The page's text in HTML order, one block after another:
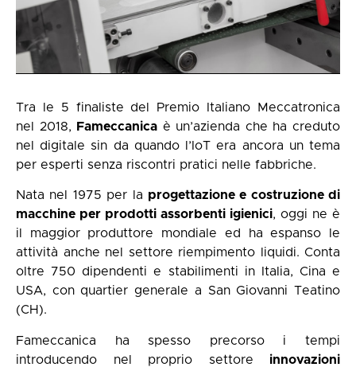
Tra le 5 finaliste del Premio Italiano Meccatronica
nel 2018,
Fameccanica è un’azienda che ha creduto
nel digitale sin da quando l’IoT era ancora un tema
per esperti senza riscontri pratici nelle fabbriche.
Nata nel 1975 per la progettazione e costruzione di
macchine per prodotti assorbenti igienici, oggi ne è
il maggior produttore mondiale ed ha espanso le
attività anche nel settore riempimento liquidi. Conta
oltre 750 dipendenti e stabilimenti in Italia, Cina e
USA, con quartier generale a San Giovanni Teatino
(CH).
Fameccanica ha spesso precorso i tempi
introducendo nel proprio settore innovazioni